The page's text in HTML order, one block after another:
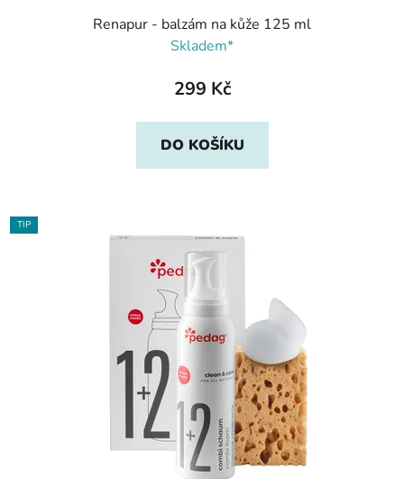
Renapur - balzám na kůže 125 ml
Skladem*
299 Kč
DO KOŠÍKU
TIP